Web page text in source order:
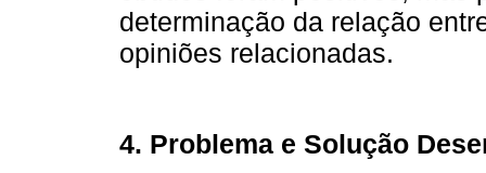
determinação da relação
opiniões relacionadas.
4. Problema e Solução